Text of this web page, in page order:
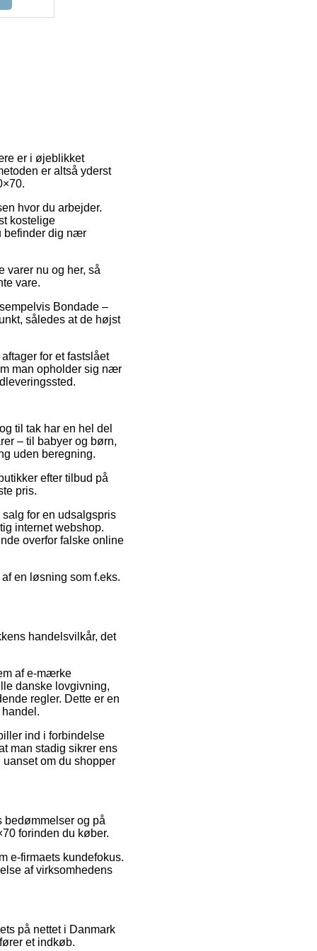
er i øjeblikket
er altså yderst
hvor du arbejder.
kostelige
befinder dig nær
varer nu og her, så
vare.
Bondade –
således at de højst
for et fastslået
man opholder sig nær
til tak har en hel del
– til babyer og børn,
uden beregning.
efter tilbud på
pris.
for en udsalgspris
internet webshop.
overfor falske online
en løsning som f.eks.
handelsvilkår, det
af e-mærke
danske lovgivning,
regler. Dette er en
ind i forbindelse
man stadig sikrer ens
om du shopper
bedømmelser og på
forinden du køber.
e-firmaets kundefokus.
af virksomhedens
på nettet i Danmark
et indkøb.